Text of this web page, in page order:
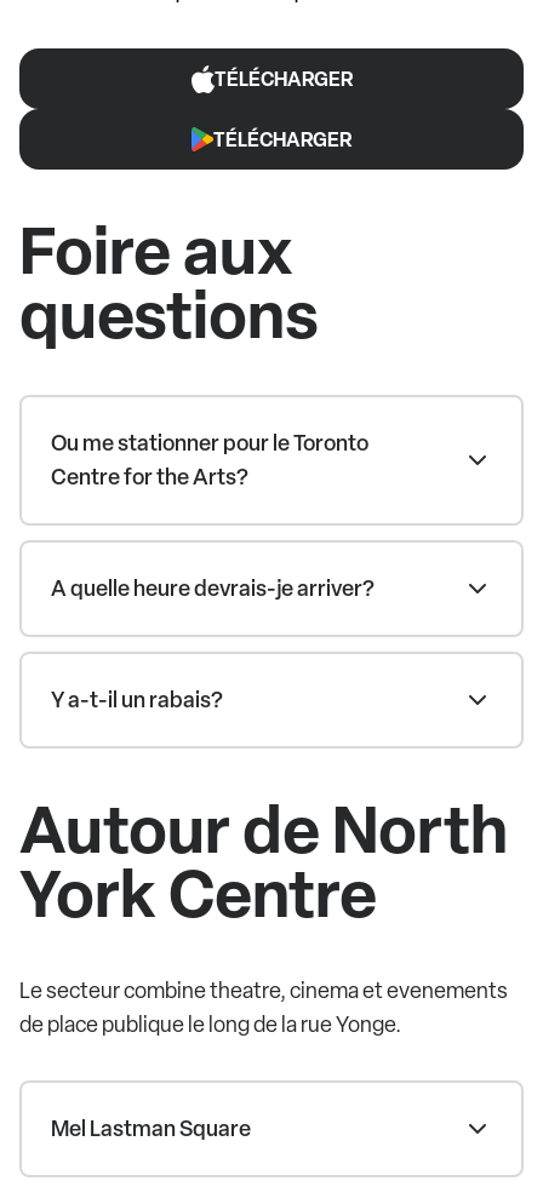
TÉLÉCHARGER
TÉLÉCHARGER
Foire aux
questions
Ou me stationner pour le Toronto
Centre for the Arts?
A quelle heure devrais-je arriver?
Y a-t-il un rabais?
Autour de North
York Centre
Le secteur combine theatre, cinema et evenements
de place publique le long de la rue Yonge.
Mel Lastman Square